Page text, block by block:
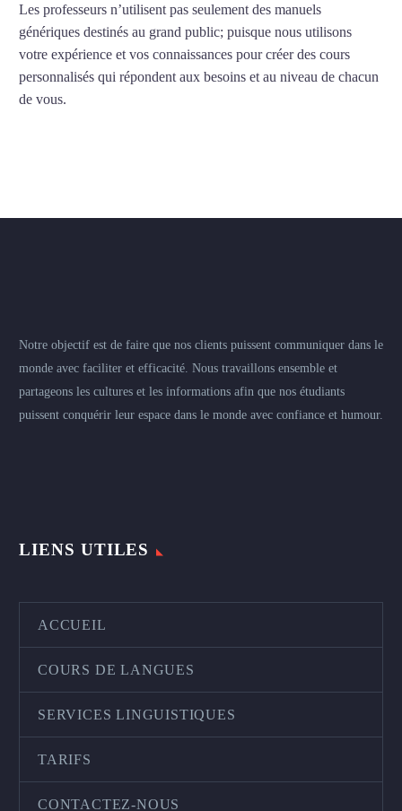
Les professeurs n’utilisent pas seulement des manuels
génériques destinés au grand public; puisque nous utilisons
votre expérience et vos connaissances pour créer des cours
personnalisés qui répondent aux besoins et au niveau de chacun
de vous.
Notre objectif est de faire que nos clients puissent communiquer dans le
monde avec faciliter et efficacité. Nous travaillons ensemble et
partageons les cultures et les informations afin que nos étudiants
puissent conquérir leur espace dans le monde avec confiance et humour.
LIENS UTILES
ACCUEIL
COURS DE LANGUES
SERVICES LINGUISTIQUES
TARIFS
CONTACTEZ-NOUS